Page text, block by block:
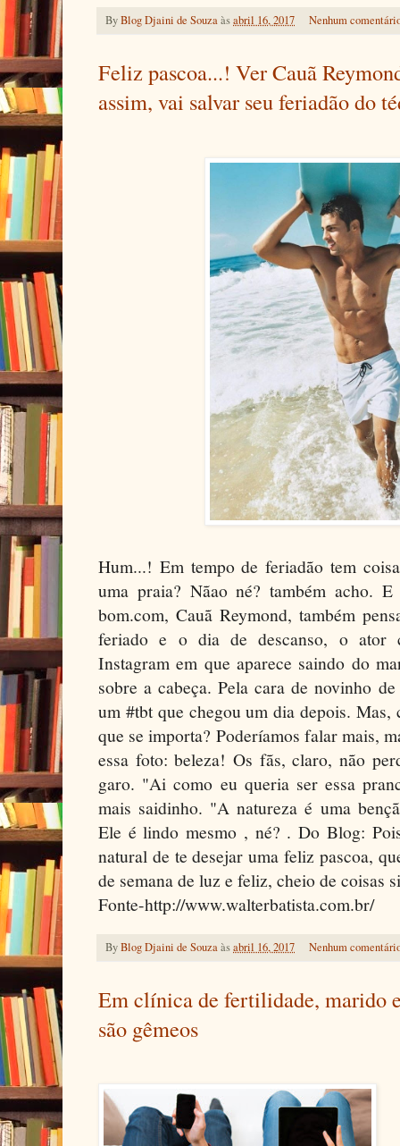
ByBlog Djaini de Souzaàsabril 16, 2017 Nenhum
Feliz pascoa...! Ver Cauã
assim, vai salvar seu feriadão do
Hum...! Em tempo de feriadão tem
uma praia? Nãao né? também acho.
bom.com, Cauã Reymond, também
feriado e o dia de descanso, o ator
Instagram em que aparece saindo do
sobre a cabeça. Pela cara de novinho
um #tbt que chegou um dia depois. Mas,
que se importa? Poderíamos falar mais,
essa foto: beleza! Os fãs, claro, não
garo. "Ai como eu queria ser essa
mais saidinho. "A natureza é uma
Ele é lindo mesmo , né? . Do Blog:
natural de te desejar uma feliz pascoa,
de semana de luz e feliz, cheio de coisas
Fonte-http://www.walterbatista.com.br/
ByBlog Djaini de Souzaàsabril 16, 2017 Nenhum
Em clínica de fertilidade, marido
são gêmeos